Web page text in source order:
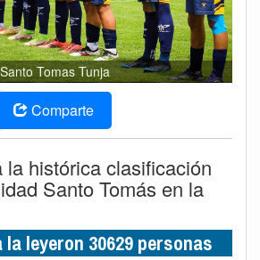
Tomas Tunja
Comparte
la histórica clasificación
Santo Tomás en la
leyeron 30629 personas